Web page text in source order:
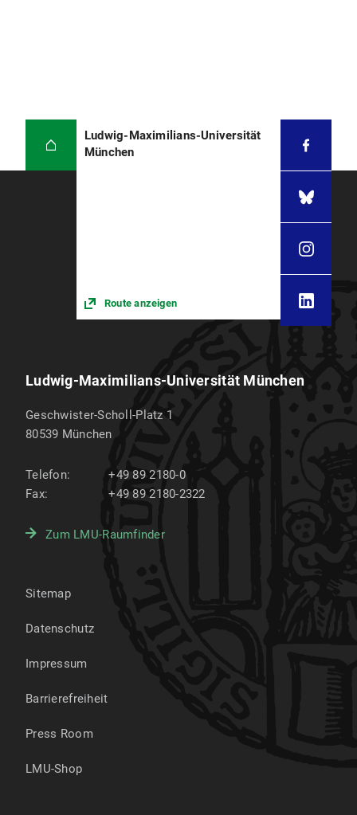
Ludwig-Maximilians-Universität
München
Route anzeigen
Ludwig-Maximilians-Universität München
Geschwister-Scholl-Platz 1
80539 München
Telefon:
+49 89 2180-0
Fax:
+49 89 2180-2322
Zum LMU-Raumfinder
Sitemap
Datenschutz
Impressum
Barrierefreiheit
Press Room
LMU-Shop